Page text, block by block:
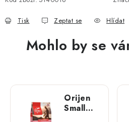
Tisk Zeptat se Hlídat
Mohlo by se
Orijen
Small